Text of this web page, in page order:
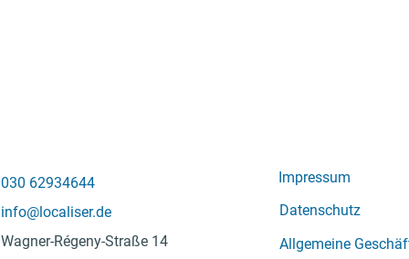
030 62934644
info@localiser.de
Wagner-Régeny-Straße 14
Impressum
Datenschutz
Allgemeine